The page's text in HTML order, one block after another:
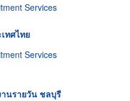
Services
ทศไทย
Services
นรายวัน ชลบุรี